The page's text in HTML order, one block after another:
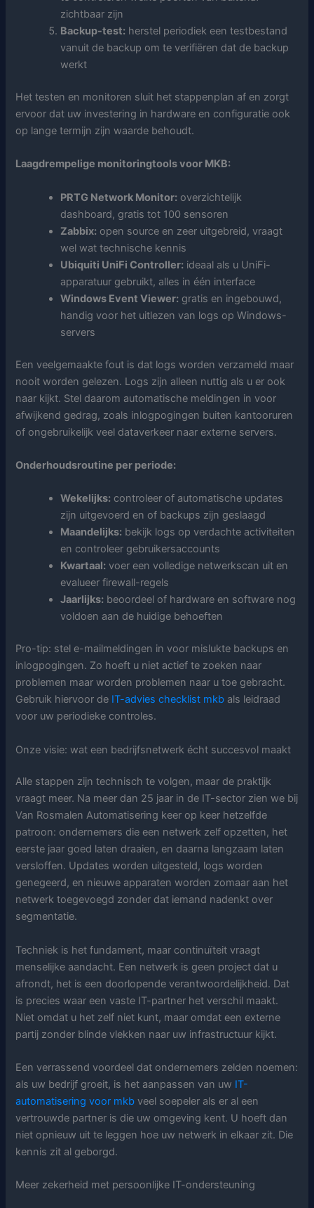
zichtbaar zijn
Backup-test: herstel periodiek een testbestand
vanuit de backup om te verifiëren dat de backup
werkt
Het testen en monitoren sluit het stappenplan af en zorgt
ervoor dat uw investering in hardware en configuratie ook
op lange termijn zijn waarde behoudt.
Laagdrempelige monitoringtools voor MKB:
PRTG Network Monitor: overzichtelijk
dashboard, gratis tot 100 sensoren
Zabbix: open source en zeer uitgebreid, vraagt
wel wat technische kennis
Ubiquiti UniFi Controller: ideaal als u UniFi-
apparatuur gebruikt, alles in één interface
Windows Event Viewer: gratis en ingebouwd,
handig voor het uitlezen van logs op Windows-
servers
Een veelgemaakte fout is dat logs worden verzameld maar
nooit worden gelezen. Logs zijn alleen nuttig als u er ook
naar kijkt. Stel daarom automatische meldingen in voor
afwijkend gedrag, zoals inlogpogingen buiten kantooruren
of ongebruikelijk veel dataverkeer naar externe servers.
Onderhoudsroutine per periode:
Wekelijks: controleer of automatische updates
zijn uitgevoerd en of backups zijn geslaagd
Maandelijks: bekijk logs op verdachte activiteiten
en controleer gebruikersaccounts
Kwartaal: voer een volledige netwerkscan uit en
evalueer firewall-regels
Jaarlijks: beoordeel of hardware en software nog
voldoen aan de huidige behoeften
Pro-tip: stel e-mailmeldingen in voor mislukte backups en
inlogpogingen. Zo hoeft u niet actief te zoeken naar
problemen maar worden problemen naar u toe gebracht.
Gebruik hiervoor de IT-advies checklist mkb als leidraad
voor uw periodieke controles.
Onze visie: wat een bedrijfsnetwerk écht succesvol maakt
Alle stappen zijn technisch te volgen, maar de praktijk
vraagt meer. Na meer dan 25 jaar in de IT-sector zien we bij
Van Rosmalen Automatisering keer op keer hetzelfde
patroon: ondernemers die een netwerk zelf opzetten, het
eerste jaar goed laten draaien, en daarna langzaam laten
versloffen. Updates worden uitgesteld, logs worden
genegeerd, en nieuwe apparaten worden zomaar aan het
netwerk toegevoegd zonder dat iemand nadenkt over
segmentatie.
Techniek is het fundament, maar continuïteit vraagt
menselijke aandacht. Een netwerk is geen project dat u
afrondt, het is een doorlopende verantwoordelijkheid. Dat
is precies waar een vaste IT-partner het verschil maakt.
Niet omdat u het zelf niet kunt, maar omdat een externe
partij zonder blinde vlekken naar uw infrastructuur kijkt.
Een verrassend voordeel dat ondernemers zelden noemen:
als uw bedrijf groeit, is het aanpassen van uw IT-
automatisering voor mkb veel soepeler als er al een
vertrouwde partner is die uw omgeving kent. U hoeft dan
niet opnieuw uit te leggen hoe uw netwerk in elkaar zit. Die
kennis zit al geborgd.
Meer zekerheid met persoonlijke IT-ondersteuning